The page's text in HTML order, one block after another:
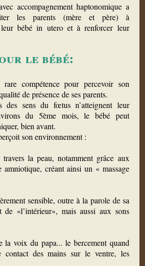
accompagnement haptonomique a
les parents (mère et père) à
leur bébé in utero et à renforcer leur
le bébé:
compétence pour percevoir son
de présence de ses parents.
des sens du fœtus n’atteignent leur
du 5ème mois, le bébé peut
bien avant.
son environnement :
la peau, notamment grâce aux
créant ainsi un « massage
sensible, outre à la parole de sa
de «l’intérieur», mais aussi aux sons
la voix du papa... le bercement quand
contact des mains sur le ventre, les